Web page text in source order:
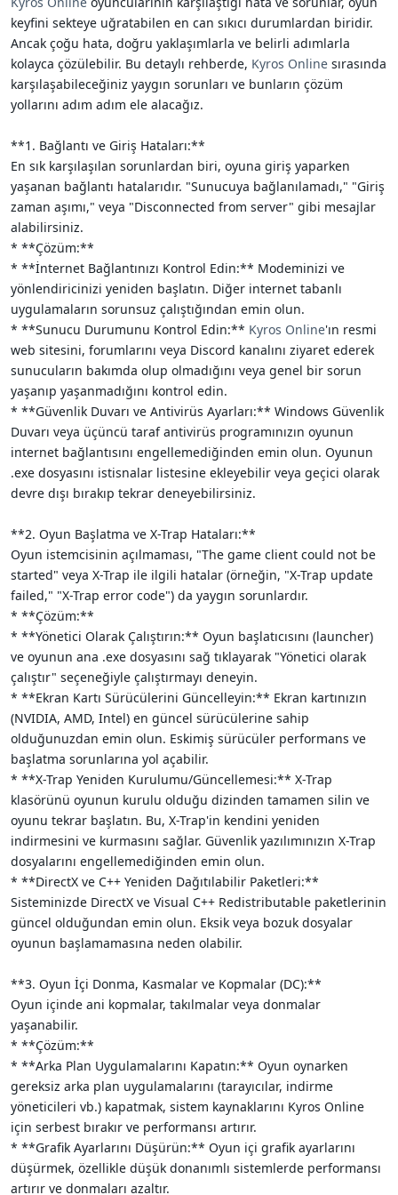
i
keyfini sekteye uğratabilen en can sıkıcı durumlardan biridir.
Ancak çoğu hata, doğru yaklaşımlarla ve belirli adımlarla
kolayca çözülebilir. Bu detaylı rehberde, Kyros Online sırasında
karşılaşabileceğiniz yaygın sorunları ve bunların çözüm
yollarını adım adım ele alacağız.
**1. Bağlantı ve Giriş Hataları:**
En sık karşılaşılan sorunlardan biri, oyuna giriş yaparken
yaşanan bağlantı hatalarıdır. "Sunucuya bağlanılamadı," "Giriş
zaman aşımı," veya "Disconnected from server" gibi mesajlar
alabilirsiniz.
* **Çözüm:**
* **İnternet Bağlantınızı Kontrol Edin:** Modeminizi ve
yönlendiricinizi yeniden başlatın. Diğer internet tabanlı
uygulamaların sorunsuz çalıştığından emin olun.
* **Sunucu Durumunu Kontrol Edin:** Kyros Online'ın resmi
web sitesini, forumlarını veya Discord kanalını ziyaret ederek
sunucuların bakımda olup olmadığını veya genel bir sorun
yaşanıp yaşanmadığını kontrol edin.
* **Güvenlik Duvarı ve Antivirüs Ayarları:** Windows Güvenlik
Duvarı veya üçüncü taraf antivirüs programınızın oyunun
internet bağlantısını engellemediğinden emin olun. Oyunun
.exe dosyasını istisnalar listesine ekleyebilir veya geçici olarak
devre dışı bırakıp tekrar deneyebilirsiniz.
**2. Oyun Başlatma ve X-Trap Hataları:**
Oyun istemcisinin açılmaması, "The game client could not be
started" veya X-Trap ile ilgili hatalar (örneğin, "X-Trap update
failed," "X-Trap error code") da yaygın sorunlardır.
* **Çözüm:**
* **Yönetici Olarak Çalıştırın:** Oyun başlatıcısını (launcher)
ve oyunun ana .exe dosyasını sağ tıklayarak "Yönetici olarak
çalıştır" seçeneğiyle çalıştırmayı deneyin.
* **Ekran Kartı Sürücülerini Güncelleyin:** Ekran kartınızın
(NVIDIA, AMD, Intel) en güncel sürücülerine sahip
olduğunuzdan emin olun. Eskimiş sürücüler performans ve
başlatma sorunlarına yol açabilir.
* **X-Trap Yeniden Kurulumu/Güncellemesi:** X-Trap
klasörünü oyunun kurulu olduğu dizinden tamamen silin ve
oyunu tekrar başlatın. Bu, X-Trap'in kendini yeniden
indirmesini ve kurmasını sağlar. Güvenlik yazılımınızın X-Trap
dosyalarını engellemediğinden emin olun.
* **DirectX ve C++ Yeniden Dağıtılabilir Paketleri:**
Sisteminizde DirectX ve Visual C++ Redistributable paketlerinin
güncel olduğundan emin olun. Eksik veya bozuk dosyalar
oyunun başlamamasına neden olabilir.
**3. Oyun İçi Donma, Kasmalar ve Kopmalar (DC):**
Oyun içinde ani kopmalar, takılmalar veya donmalar
yaşanabilir.
* **Çözüm:**
* **Arka Plan Uygulamalarını Kapatın:** Oyun oynarken
gereksiz arka plan uygulamalarını (tarayıcılar, indirme
yöneticileri vb.) kapatmak, sistem kaynaklarını Kyros Online
için serbest bırakır ve performansı artırır.
* **Grafik Ayarlarını Düşürün:** Oyun içi grafik ayarlarını
düşürmek, özellikle düşük donanımlı sistemlerde performansı
artırır ve donmaları azaltır.